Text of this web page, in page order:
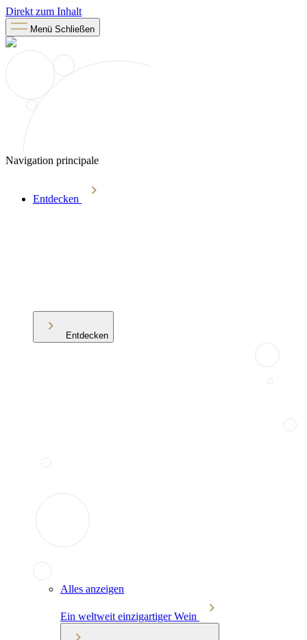
Direkt zum Inhalt
Menü Schließen
Navigation principale
Entdecken
Entdecken
Alles anzeigen
Ein weltweit einzigartiger Wein